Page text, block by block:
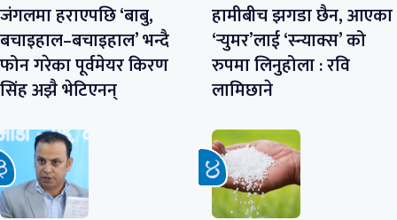
जंगलमा हराएपछि ‘बाबु,
बचाइहाल–बचाइहाल’ भन्दै
फोन गरेका पूर्वमेयर किरण
सिंह अझै भेटिएनन्
हामीबीच झगडा छैन, आएका
‘र्‍युमर’लाई ‘स्न्याक्स’ को
रुपमा लिनुहोला : रवि
लामिछाने